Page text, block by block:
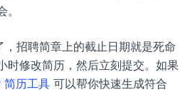
，招聘简章上的截止日期就是死命
时修改简历，然后立刻提交。如果
简历工具 可以帮你快速生成符合